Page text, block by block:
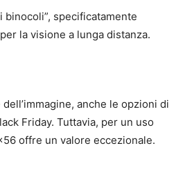
specificatamente
la visione a lunga distanza.
anche le opzioni di
Friday. Tuttavia, per un uso
offre un valore eccezionale.